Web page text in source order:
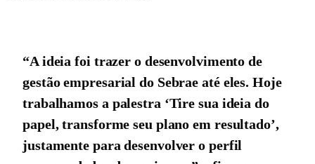
“A ideia foi trazer o desenvolvimento de
gestão empresarial do Sebrae até eles. Hoje
trabalhamos a palestra ‘Tire sua ideia do
papel, transforme seu plano em resultado’,
justamente para desenvolver o perfil